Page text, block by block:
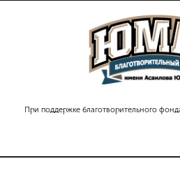
При поддержке благотворительного